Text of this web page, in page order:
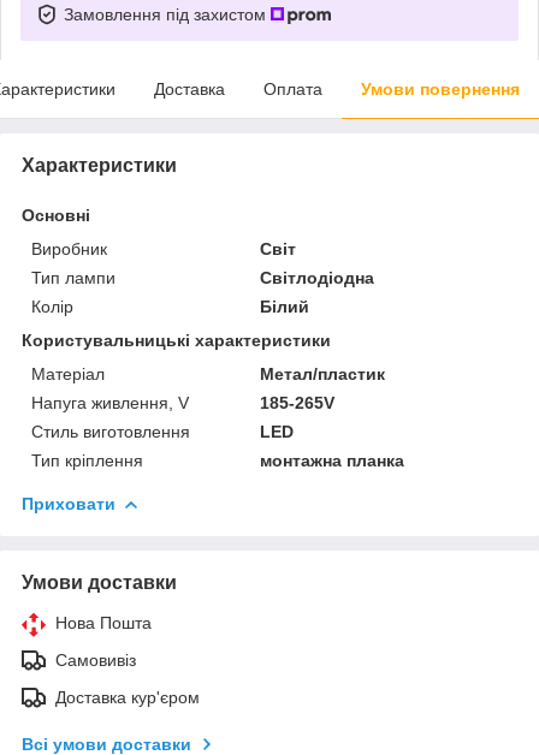
Замовлення під захистом
Доставка Оплата Умови повернення
Характеристики
Основні
Виробник
Світ
Тип лампи
Світлодіодна
Колір
Білий
Користувальницькі характеристики
Матеріал
Метал/пластик
Напуга живлення, V
185-265V
Стиль виготовлення
LED
Тип кріплення
монтажна планка
Приховати
Умови доставки
Нова Пошта
Самовивіз
Доставка кур'єром
Всі умови доставки